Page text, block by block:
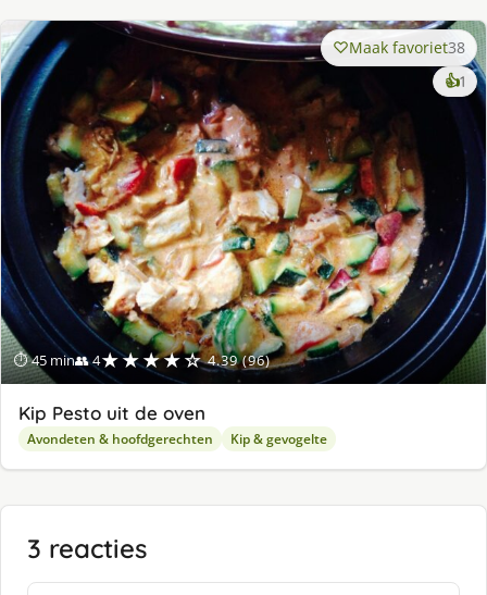
⏱ 45 min👥 4★★★★☆ 4.39 (96)
Maak favoriet38
👍1
Kip Pesto uit de oven
Avondeten & hoofdgerechten Kip & gevogelte
3 reacties